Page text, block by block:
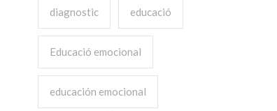
diagnostic educació
Educació emocional
educación emocional